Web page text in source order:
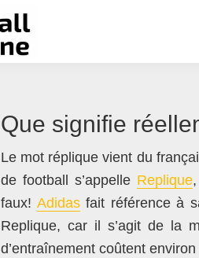
Que signifie
Le mot réplique vient du
de football s’appelle Replique
faux! Adidasfait référence à
Replique, car il s’agit de la
d’entraînement coûtent